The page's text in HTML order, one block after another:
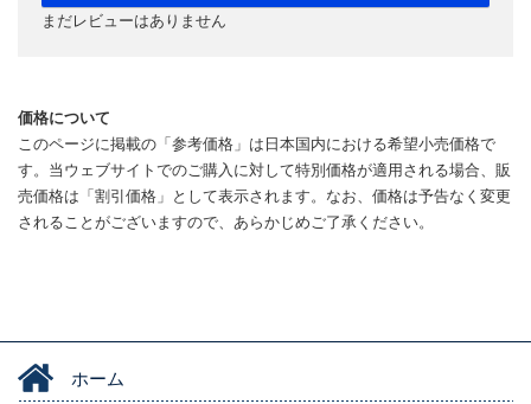
まだレビューはありません
価格について
このページに掲載の「参考価格」は日本国内における希望小売価格で
す。当ウェブサイトでのご購入に対して特別価格が適用される場合、販
売価格は「割引価格」として表示されます。なお、価格は予告なく変更
されることがございますので、あらかじめご了承ください。
ホーム